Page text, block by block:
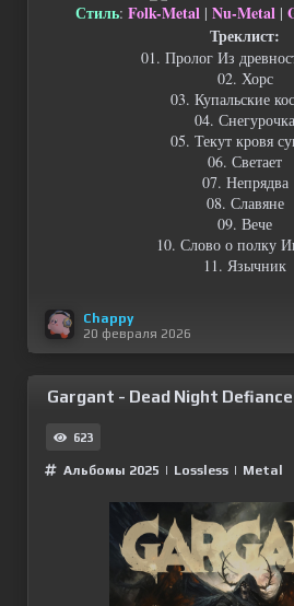
Стиль: Folk-Metal | Nu-Metal |
Треклист:
01. Пролог Из
02. Хорс
03. Купальские
04. Снегурочка
05. Текут кровя
06. Светает
07. Непрядва
08. Славяне
09. Вече
10. Слово о полку
11. Язычник
Chappy
20 февраля 2026
Gargant - Dead Night
623
Альбомы 2025 | Lossless | Metal